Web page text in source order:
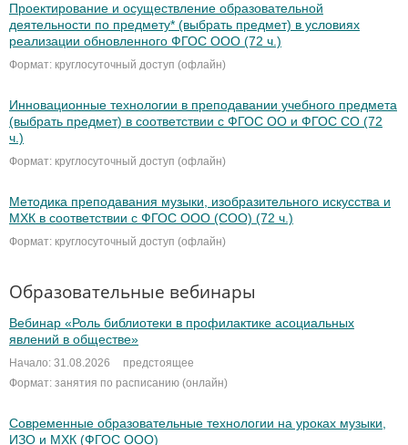
Проектирование и осуществление образовательной
деятельности по предмету* (выбрать предмет) в условиях
реализации обновленного ФГОС ООО (72 ч.)
Формат: круглосуточный доступ (офлайн)
Инновационные технологии в преподавании учебного предмета
(выбрать предмет) в соответствии с ФГОС ОО и ФГОС СО (72
ч.)
Формат: круглосуточный доступ (офлайн)
Методика преподавания музыки, изобразительного искусства и
МХК в соответствии с ФГОС ООО (СОО) (72 ч.)
Формат: круглосуточный доступ (офлайн)
Образовательные вебинары
Вебинар «Роль библиотеки в профилактике асоциальных
явлений в обществе»
Начало: 31.08.2026
предстоящее
Формат: занятия по расписанию (онлайн)
Современные образовательные технологии на уроках музыки,
ИЗО и МХК (ФГОС ООО)